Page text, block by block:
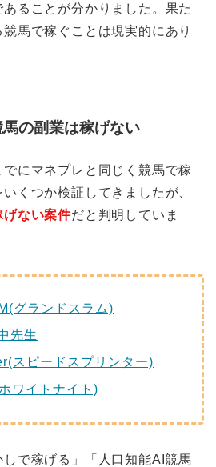
ることが分かりました。果た
馬で稼ぐことは現実的にあり
の副業は稼げない
にマネプレと同じく競馬で稼
くつか検証してきましたが、
げない案件だと判明していま
グランドスラム)
先生
スピードスプリンター)
ワイトナイト)
で稼げる」「人口知能AI競馬